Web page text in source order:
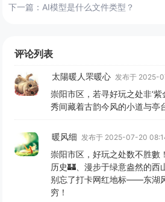
下一篇： AI模型是什么文件类型？
评论列表
太陽暖人罘暖心 发布于 2025-
崇阳市区，若寻好玩之处非‘
秀间藏着古韵今风的小道与亭
暖风细 发布于 2025-07-20
崇阳市区，好玩之处数不胜數
历史🏰、漫步于绿意盎然的西
别忘了打卡网红地标——东湖
穷！